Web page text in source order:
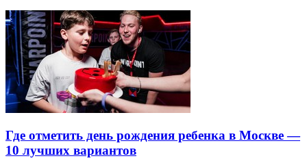
Где отметить день рождения ребенка в Москве —
10 лучших вариантов